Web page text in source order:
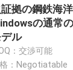
拠の鋼鉄海
の通常
ル
：交渉可能
：Negotiatable